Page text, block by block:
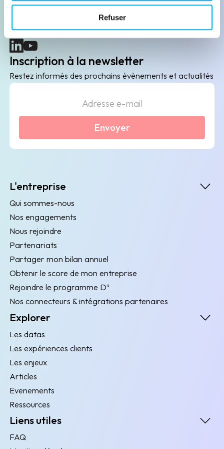
Refuser
B2B de data marketing, gestion des risques
client/fournisseur et conformité.
(nouvelle fenêtre)
(nouvelle fenêtre)
Inscription à la newsletter
Restez informés des prochains évènements et actualités
Envoyer
L'entreprise
Qui sommes-nous
Nos engagements
Nous rejoindre
Partenariats
Partager mon bilan annuel
Obtenir le score de mon entreprise
Rejoindre le programme D³
Nos connecteurs & intégrations partenaires
Explorer
Les datas
Les expériences clients
Les enjeux
Articles
Evenements
Ressources
Liens utiles
FAQ